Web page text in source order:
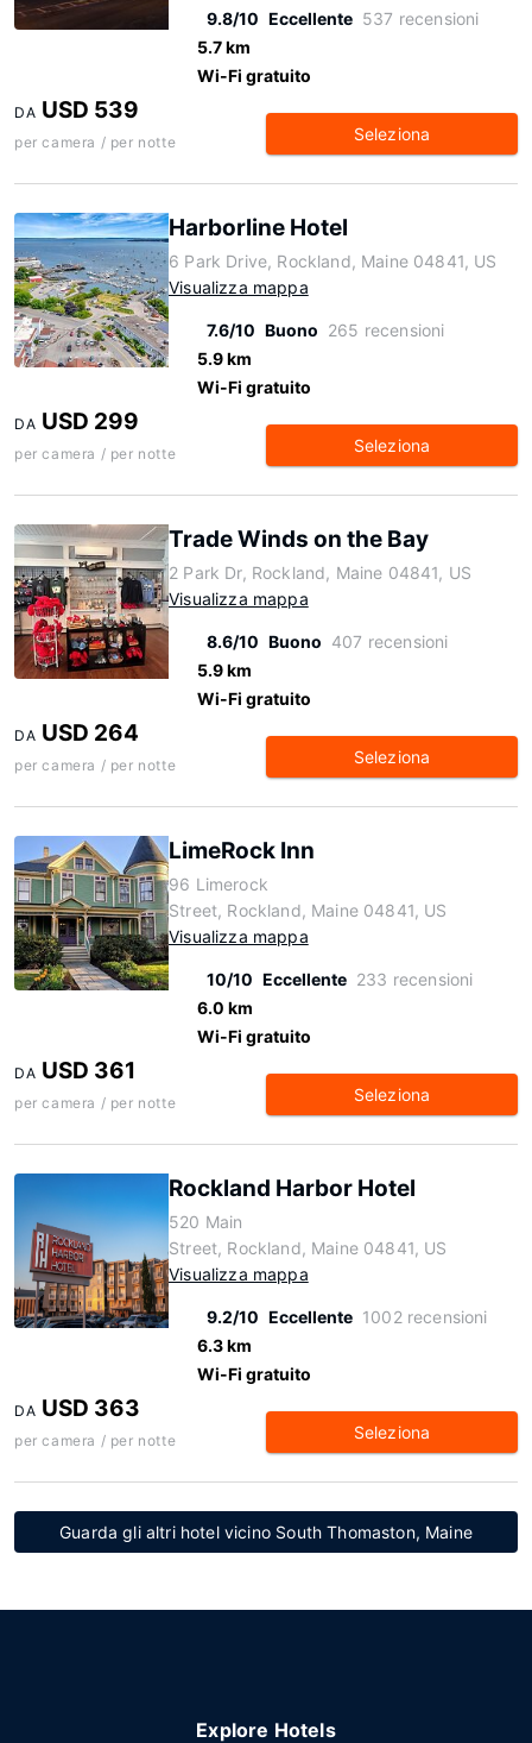
9.8/10 Eccellente 537 recensioni
5.7 km
Wi-Fi gratuito
DA USD 539
per camera / per notte Seleziona
Harborline Hotel
6 Park Drive, Rockland, Maine 04841, US
Visualizza mappa
7.6/10 Buono 265 recensioni
5.9 km
Wi-Fi gratuito
DA USD 299
per camera / per notte Seleziona
Trade Winds on the Bay
2 Park Dr, Rockland, Maine 04841, US
Visualizza mappa
8.6/10 Buono 407 recensioni
5.9 km
Wi-Fi gratuito
DA USD 264
per camera / per notte Seleziona
LimeRock Inn
96 Limerock
Street, Rockland, Maine 04841, US
Visualizza mappa
10/10 Eccellente 233 recensioni
6.0 km
Wi-Fi gratuito
DA USD 361
per camera / per notte Seleziona
Rockland Harbor Hotel
520 Main
Street, Rockland, Maine 04841, US
Visualizza mappa
9.2/10 Eccellente 1002 recensioni
6.3 km
Wi-Fi gratuito
DA USD 363
per camera / per notte Seleziona
Guarda gli altri hotel vicino South Thomaston, Maine
Explore Hotels